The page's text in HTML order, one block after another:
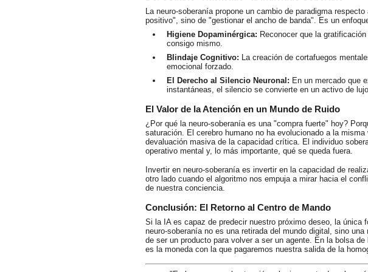
La neuro-soberanía propone un cambio de paradigma
positivo", sino de "gestionar el ancho de banda". Es un
Higiene Dopaminérgica: Reconocer que la
consigo mismo.
Blindaje Cognitivo: La creación de cortafuegos
emocional forzado.
El Derecho al Silencio Neuronal: En un mercado que
instantáneas, el silencio se convierte en un activo de lujo.
El Valor de la Atención en un Mundo de Ruido
¿Por qué la neuro-soberanía es una "compra fuerte" hoy?
saturación. El cerebro humano no ha evolucionado a la
devaluación masiva de la capacidad crítica. El individuo
operativo mental y, lo más importante, qué se queda fuera.
Invertir en neuro-soberanía es invertir en la capacidad de
otro lado cuando el algoritmo nos empuja a mirar hacia el
de nuestra conciencia.
Conclusión: El Retorno al Centro de Mando
Si la IA es capaz de predecir nuestro próximo deseo, la única
neuro-soberanía no es una retirada del mundo digital, sino
de ser un producto para volver a ser un agente. En la bolsa
es la moneda con la que pagaremos nuestra salida de la